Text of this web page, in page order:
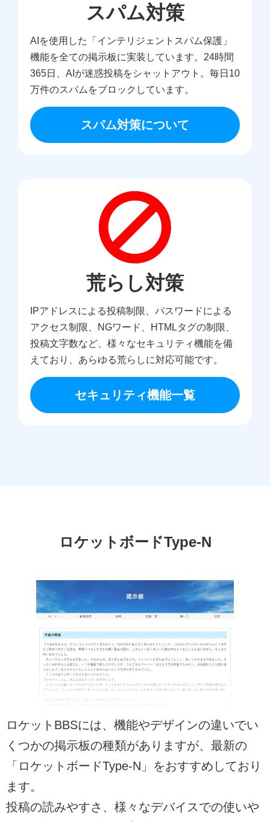
スパム対策
AIを使用した「インテリジェントスパム保護」
機能を全ての掲示板に実装しています。24時間
365日、AIが迷惑投稿をシャットアウト。毎日10
万件のスパムをブロックしています。
スパム対策について
荒らし対策
IPアドレスによる投稿制限、パスワードによる
アクセス制限、NGワード、HTMLタグの制限、
投稿文字数など、様々なセキュリティ機能を備
えており、あらゆる荒らしに対応可能です。
セキュリティ機能一覧
ロケットボードType-N
ロケットBBSには、機能やデザインの違いでい
くつかの掲示板の種類がありますが、最新の
「ロケットボードType-N」をおすすめしており
ます。
投稿の読みやすさ、様々なデバイスでの使いや